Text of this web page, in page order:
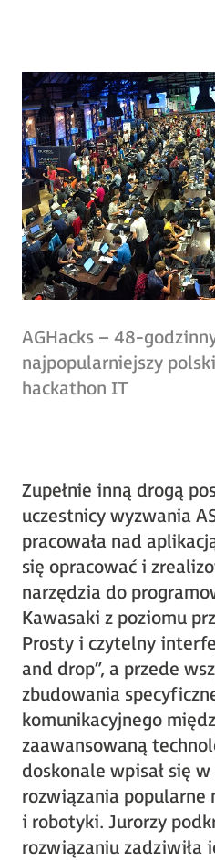
AGHacks – 48-
najpopularniejszy
hackathon IT
Zupełnie inną drogą
uczestnicy wyzwania
pracowała nad
się opracować i
narzędzia do
Kawasaki z poziomu
Prosty i czytelny
and drop”, a przede
zbudowania
komunikacyjnego
zaawansowaną
doskonale wpisał się
rozwiązania
i robotyki. Jurorzy
rozwiązaniu zadziwiła